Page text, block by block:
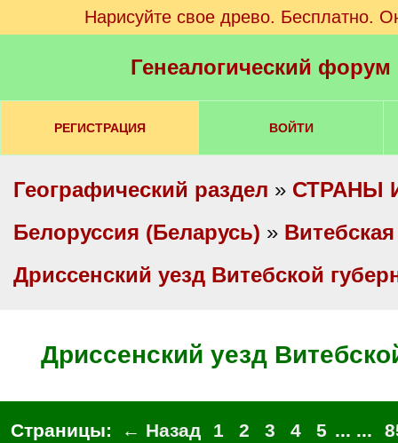
Нарисуйте свое древо. Бесплатно.
Генеалогический
РЕГИСТРАЦИЯ ВОЙТИ
Географический раздел » СТРАНЫ
Белоруссия (Беларусь) »
Дриссенский уезд Витебской
Дриссенский уезд
Страницы: ← Назад 1 2 3 4 5 ... ...